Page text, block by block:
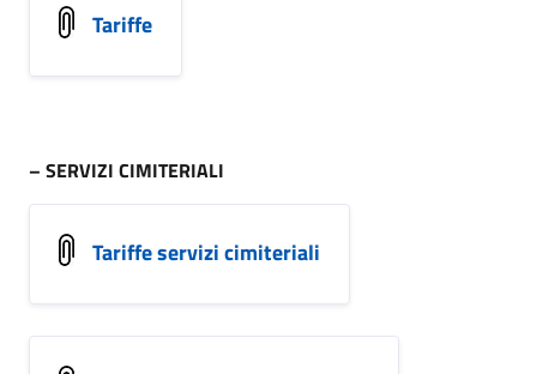
Tariffe
– SERVIZI CIMITERIALI
Tariffe servizi cimiteriali